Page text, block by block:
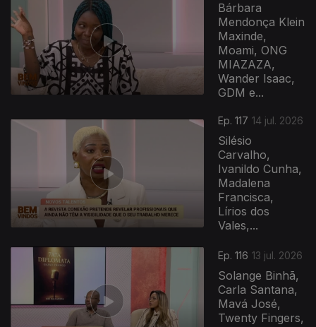
Bárbara
Mendonça Klein
Maxinde,
Moami, ONG
MIAZAZA,
Wander Isaac,
GDM e...
Ep. 117 14 jul. 2026
Silésio
Carvalho,
Ivanildo Cunha,
Madalena
Francisca,
Lírios dos
Vales,...
Ep. 116 13 jul. 2026
Solange Binhã,
Carla Santana,
Mavá José,
Twenty Fingers,